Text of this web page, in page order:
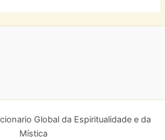
Global da Espiritualidade e da
Mística